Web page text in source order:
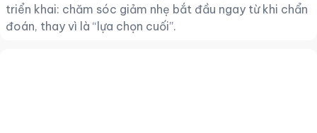
triển khai: chăm sóc giảm nhẹ bắt đầu ngay từ khi chẩn
đoán, thay vì là “lựa chọn cuối”.